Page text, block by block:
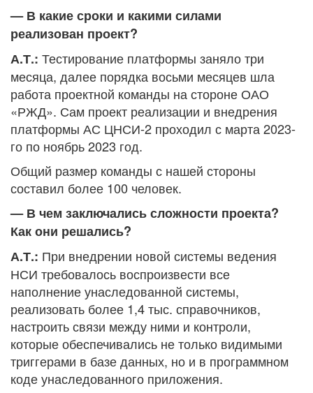
— В какие сроки и какими силами
реализован проект?
А.Т.: Тестирование платформы заняло три
месяца, далее порядка восьми месяцев шла
работа проектной команды на стороне ОАО
«РЖД». Сам проект реализации и внедрения
платформы АС ЦНСИ-2 проходил с марта 2023-
го по ноябрь 2023 год.
Общий размер команды с нашей стороны
составил более 100 человек.
— В чем заключались сложности проекта?
Как они решались?
А.Т.: При внедрении новой системы ведения
НСИ требовалось воспроизвести все
наполнение унаследованной системы,
реализовать более 1,4 тыс. справочников,
настроить связи между ними и контроли,
которые обеспечивались не только видимыми
триггерами в базе данных, но и в программном
коде унаследованного приложения.